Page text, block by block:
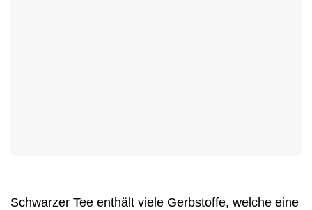
Schwarzer Tee enthält viele Gerbstoffe, welche eine